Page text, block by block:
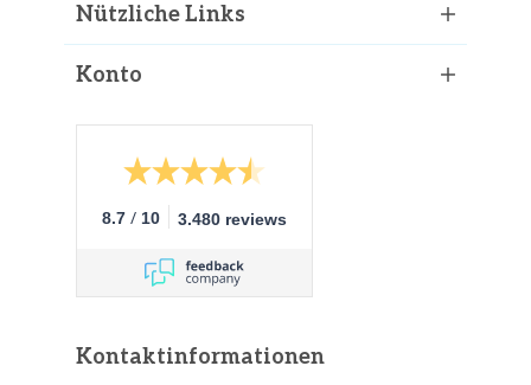
Nützliche Links
Konto
8.7 / 10 3.480 reviews
Kontaktinformationen